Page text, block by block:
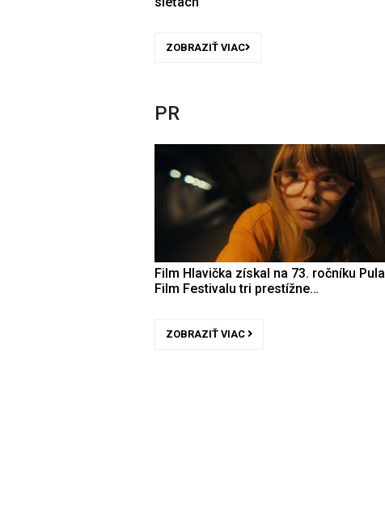
ZOBRAZIŤ VIAC
PR
Film Hlavička získal na 73. ročníku Pula
Film Festivalu tri prestížne…
ZOBRAZIŤ VIAC